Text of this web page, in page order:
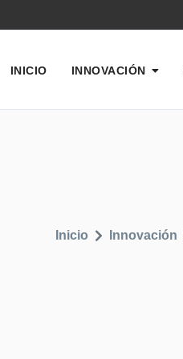
INICIO INNOVACIÓN
Inicio Innovación